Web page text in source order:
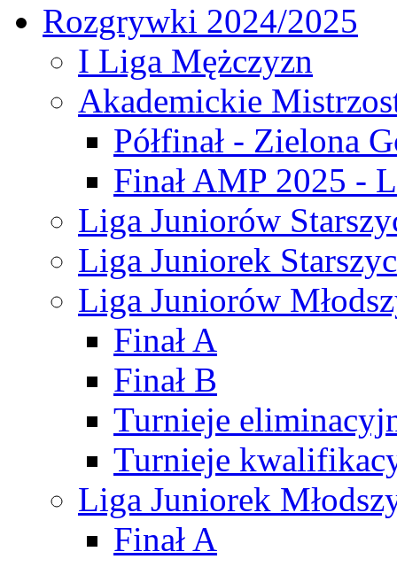
Rozgrywki 2024/2025
I Liga Mężczyzn
Akademickie
Półfinał - Zielona
Finał AMP 2025 -
Liga Juniorów
Liga Juniorek
Liga Juniorów
Finał A
Finał B
Turnieje
Turnieje
Liga Juniorek
Finał A